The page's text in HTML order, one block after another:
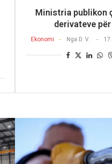
Ministria publikon
derivateve
Ekonomi Nga D. V.